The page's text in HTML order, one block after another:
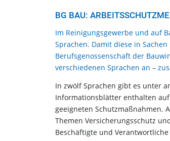
BG BAU:
Im Reinigungsgewerbe und auf
Sprachen. Damit diese in
Berufsgenossenschaft der
verschiedenen Sprachen an –
In zwölf Sprachen gibt es unter
Informationsblätter enthalten
geeigneten Schutzmaßnahmen.
Themen Versicherungsschutz
Beschäftigte und